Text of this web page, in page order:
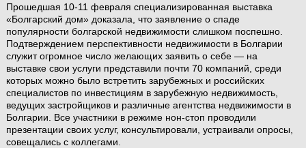
Прошедшая 10-11 февраля специализированная выставка
«Болгарский дом» доказала, что заявление о спаде
популярности болгарской недвижимости слишком поспешно.
Подтверждением перспективности недвижимости в Болгарии
служит огромное число желающих заявить о себе — на
выставке свои услуги представили почти 70 компаний, среди
которых можно было встретить зарубежных и российских
специалистов по инвестициям в зарубежную недвижимость,
ведущих застройщиков и различные агентства недвижимости в
Болгарии. Все участники в режиме нон-стоп проводили
презентации своих услуг, консультировали, устраивали опросы,
совещались с коллегами.